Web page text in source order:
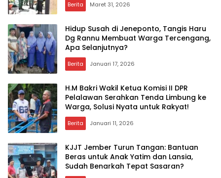
Berita Maret 31, 2026
Hidup Susah di Jeneponto, Tangis Haru
Dg Rannu Membuat Warga Tercengang,
Apa Selanjutnya?
Berita Januari 17, 2026
H.M Bakri Wakil Ketua Komisi II DPR
Pelalawan Serahkan Tenda Limbung ke
Warga, Solusi Nyata untuk Rakyat!
Berita Januari 11, 2026
KJJT Jember Turun Tangan: Bantuan
Beras untuk Anak Yatim dan Lansia,
Sudah Benarkah Tepat Sasaran?